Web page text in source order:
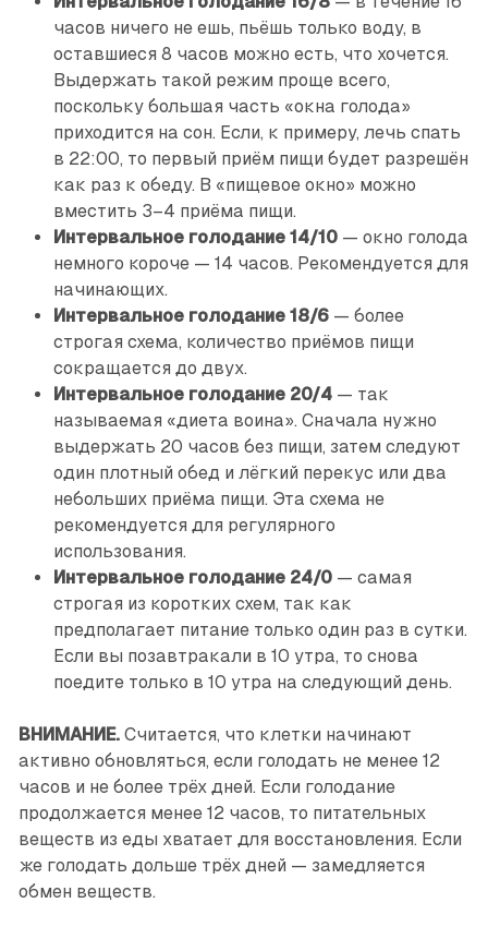
часов ничего не ешь, пьёшь только воду, в
оставшиеся 8 часов можно есть, что хочется.
Выдержать такой режим проще всего,
поскольку большая часть «окна голода»
приходится на сон. Если, к примеру, лечь спать
в 22:00, то первый приём пищи будет разрешён
как раз к обеду. В «пищевое окно» можно
вместить 3–4 приёма пищи.
Интервальное голодание 14/10— окно голода
немного короче — 14 часов. Рекомендуется для
начинающих.
Интервальное голодание 18/6— более
строгая схема, количество приёмов пищи
сокращается до двух.
Интервальное голодание 20/4— так
называемая «диета воина». Сначала нужно
выдержать 20 часов без пищи, затем следуют
один плотный обед и лёгкий перекус или два
небольших приёма пищи. Эта схема не
рекомендуется для регулярного
использования.
Интервальное голодание 24/0— самая
строгая из коротких схем, так как
предполагает питание только один раз в сутки.
Если вы позавтракали в 10 утра, то снова
поедите только в 10 утра на следующий день.
ВНИМАНИЕ.Считается, что клетки начинают
активно обновляться, если голодать не менее 12
часов и не более трёх дней. Если голодание
продолжается менее 12 часов, то питательных
веществ из еды хватает для восстановления. Если
же голодать дольше трёх дней — замедляется
обмен веществ.